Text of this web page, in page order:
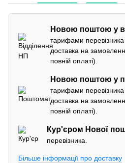
Новою поштою у
тарифами
доставка на
повній оплаті).
Новою поштою у
тарифами
доставка на
повній оплаті).
Кур'єром Нової
перевізника.
Більше інформації про доставку